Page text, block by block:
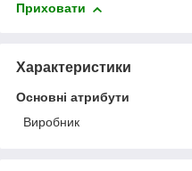
Приховати
Характеристики
Основні атрибути
Виробник